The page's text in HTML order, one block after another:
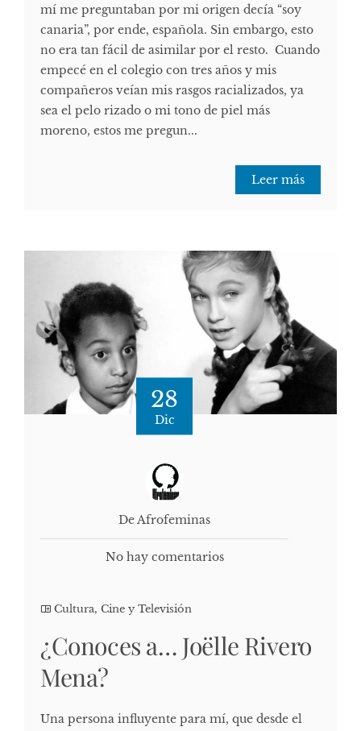
mí me preguntaban por mi origen decía “soy
canaria”, por ende, española. Sin embargo, esto
no era tan fácil de asimilar por el resto. Cuando
empecé en el colegio con tres años y mis
compañeros veían mis rasgos racializados, ya
sea el pelo rizado o mi tono de piel más
moreno, estos me pregun...
Leer más
28
Dic
De Afrofeminas
No hay comentarios
Cultura, Cine y Televisión
¿Conoces a… Joëlle Rivero
Mena?
Una persona influyente para mí, que desde el